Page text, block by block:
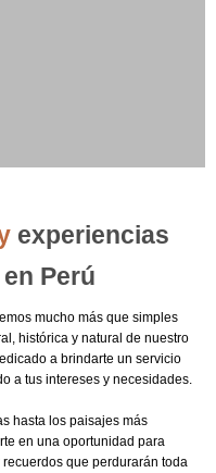
experiencias
Perú
mucho más que simples
histórica y natural de nuestro
a brindarte un servicio
a tus intereses y necesidades.
hasta los paisajes más
en una oportunidad para
que perdurarán toda